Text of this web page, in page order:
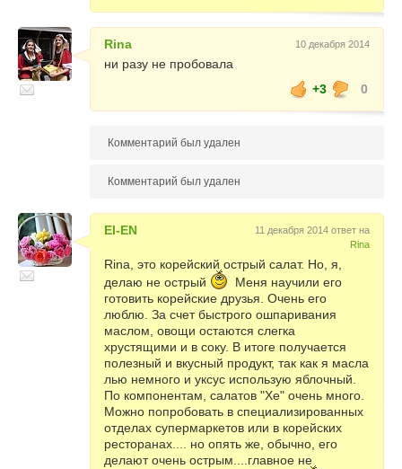
Rina 10 декабря 2014
ни разу не пробовала
+3
0
Комментарий был удален
Комментарий был удален
El-EN
11 декабря 2014 ответ на
Rina
Rina, это корейский острый салат. Но, я,
делаю не острый
Меня научили его
готовить корейские друзья. Очень его
люблю. За счет быстрого ошпаривания
маслом, овощи остаются слегка
хрустящими и в соку. В итоге получается
полезный и вкусный продукт, так как я масла
лью немного и уксус использую яблочный.
По компонентам, салатов "Хе" очень много.
Можно попробовать в специализированных
отделах супермаркетов или в корейских
ресторанах.... но опять же, обычно, его
делают очень острым....главное не